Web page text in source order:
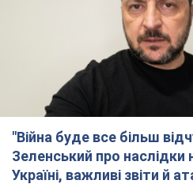
"Війна буде все більш
Зеленський про наслідки
Україні, важливі звіти й